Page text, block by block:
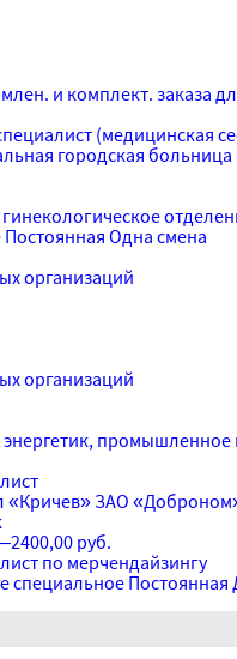
и комплект. заказа
(медицинская
городская больница
Постоянная Одна смена
организаций
организаций
промышленное
«Кричев» ЗАО
руб.
по мерчендайзингу
специальное Постоянная